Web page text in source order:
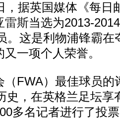
据英国媒体《每日
雷斯当选为2013-
。这是利物浦锋霸在
一项个人荣誉。
FWA）最佳球员的
史，在英格兰足坛享
多名记者进行了投